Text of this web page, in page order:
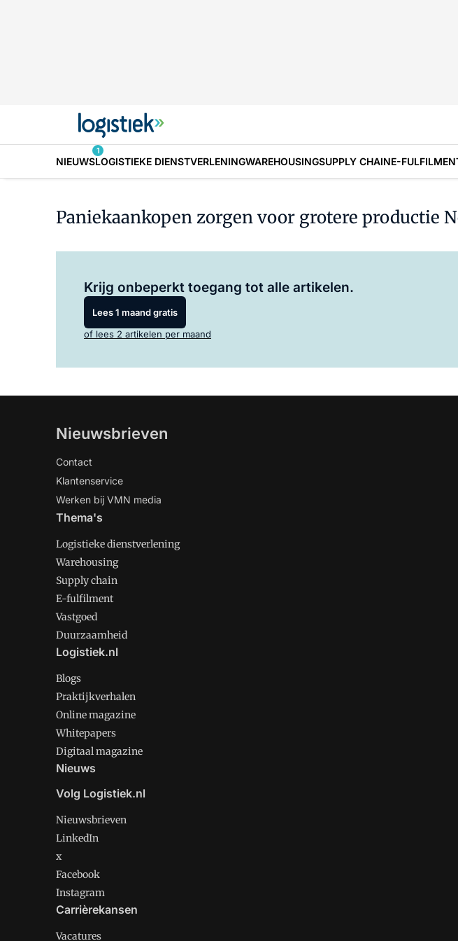
NIEUWS
1
LOGISTIEKE DIENSTVERLENINGWAREHOUSINGSUPPLY CHAINE-
Paniekaankopen zorgen voor grotere productie
Krijg onbeperkt toegang tot alle artikelen.
Lees 1 maand gratis
of lees 2 artikelen per maand
Nieuwsbrieven
Contact
Klantenservice
Werken bij VMN media
Thema's
Logistieke dienstverlening
Warehousing
Supply chain
E-fulfilment
Vastgoed
Duurzaamheid
Logistiek.nl
Blogs
Praktijkverhalen
Online magazine
Whitepapers
Digitaal magazine
Nieuws
Volg Logistiek.nl
Nieuwsbrieven
LinkedIn
x
Facebook
Instagram
Carrièrekansen
Vacatures